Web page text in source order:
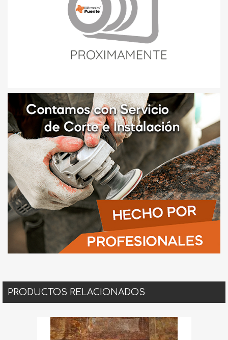
PRODUCTOS RELACIONADOS